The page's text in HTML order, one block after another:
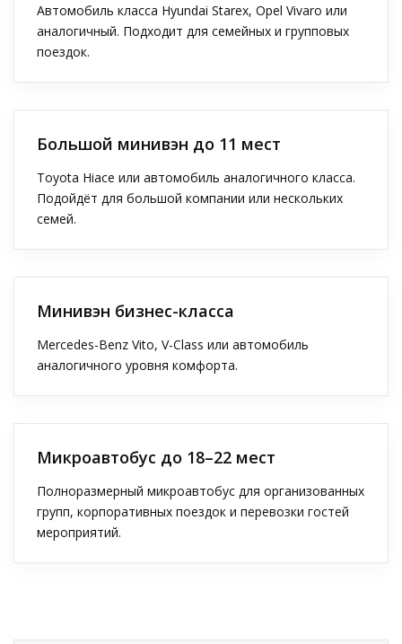
Автомобиль класса Hyundai Starex, Opel Vivaro или
аналогичный. Подходит для семейных и групповых
поездок.
Большой минивэн до 11 мест
Toyota Hiace или автомобиль аналогичного класса.
Подойдёт для большой компании или нескольких
семей.
Минивэн бизнес-класса
Mercedes-Benz Vito, V-Class или автомобиль
аналогичного уровня комфорта.
Микроавтобус до 18–22 мест
Полноразмерный микроавтобус для организованных
групп, корпоративных поездок и перевозки гостей
мероприятий.